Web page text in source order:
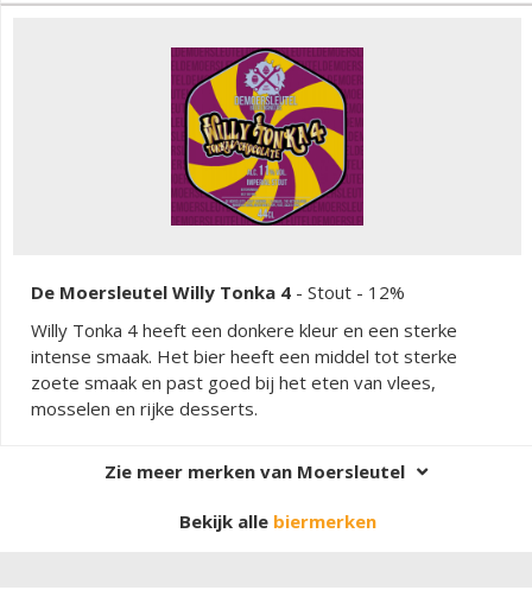
De Moersleutel Willy Tonka 4 - Stout - 12%
Willy Tonka 4 heeft een donkere kleur en een sterke
intense smaak. Het bier heeft een middel tot sterke
zoete smaak en past goed bij het eten van vlees,
mosselen en rijke desserts.
Zie meer merken van Moersleutel
Bekijk alle biermerken